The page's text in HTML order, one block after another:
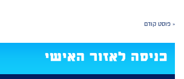
« פוסט קודם
כניסה לאזור האישי